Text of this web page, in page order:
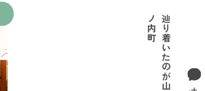
辿
り
着
い
た
の
が
山
ノ
内
町